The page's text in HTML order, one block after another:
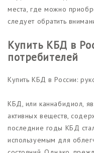
места, где можно
следует обратить
Купить КБД в
потребителей
Купить КБД в России:
КБД, или каннабидиол,
активных веществ,
последние годы КБД
используемым для